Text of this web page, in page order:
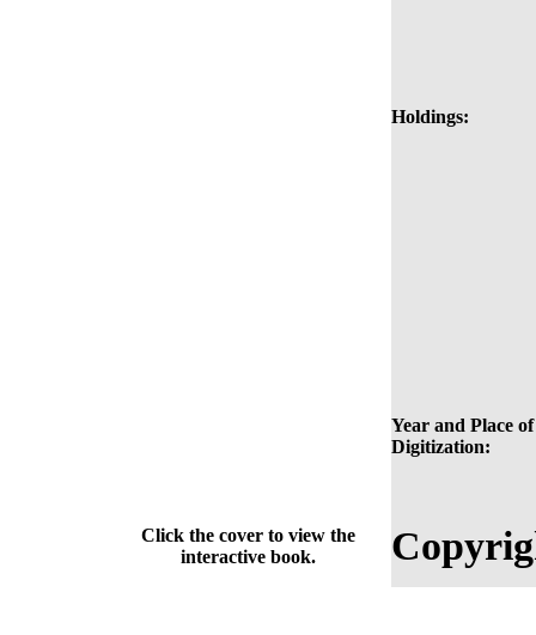
Holdings:
Year and Place of
Digitization:
Click the cover to view the
interactive book.